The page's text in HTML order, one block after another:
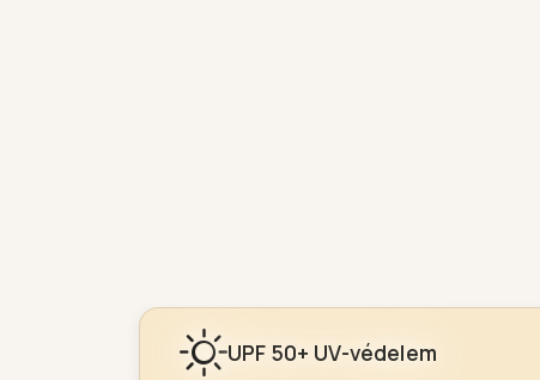
UPF 50+ UV-védelem